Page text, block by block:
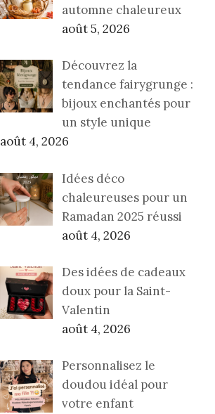
automne chaleureux
août 5, 2026
Découvrez la
tendance fairygrunge :
bijoux enchantés pour
un style unique
août 4, 2026
Idées déco
chaleureuses pour un
Ramadan 2025 réussi
août 4, 2026
Des idées de cadeaux
doux pour la Saint-
Valentin
août 4, 2026
Personnalisez le
doudou idéal pour
votre enfant